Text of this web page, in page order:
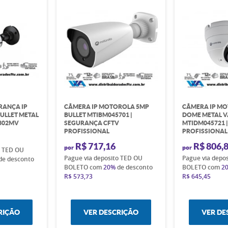
IP
METAL
OU
desconto
CÂMERA IP MOTOROLA 5MP
BULLET MTIBM045701 |
SEGURANÇA CFTV
PROFISSIONAL
por R$ 717,16
Pague via deposito TED OU
BOLETO com20%de desconto
R$ 573,73
VER DESCRIÇÃO
CÂMERA IP
DOME METAL
MTIDM045721
PROFISSIONAL
por R$
Pague via
BOLETO com
R$ 645,45
VER